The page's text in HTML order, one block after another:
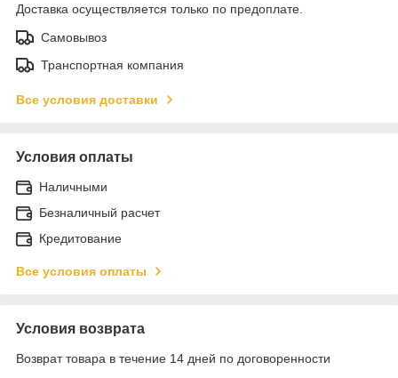
Доставка осуществляется только по предоплате.
Самовывоз
Транспортная компания
Все условия доставки
Условия оплаты
Наличными
Безналичный расчет
Кредитование
Все условия оплаты
Условия возврата
Возврат товара в течение 14 дней по договоренности